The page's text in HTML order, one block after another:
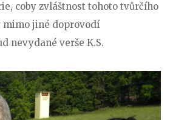
coby zvláštnost tohoto tvůrčího
mimo jiné doprovodí
nevydané verše K.S.